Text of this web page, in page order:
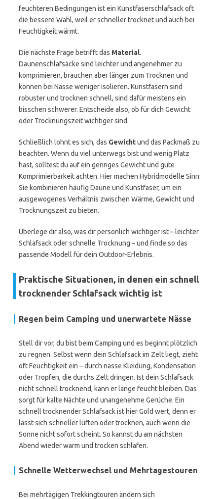
feuchteren Bedingungen ist ein Kunstfaserschlafsack oft
die bessere Wahl, weil er schneller trocknet und auch bei
Feuchtigkeit wärmt.
Die nächste Frage betrifft das Material.
Daunenschlafsäcke sind leichter und angenehmer zu
komprimieren, brauchen aber länger zum Trocknen und
können bei Nässe weniger isolieren. Kunstfasern sind
robuster und trocknen schnell, sind dafür meistens ein
bisschen schwerer. Entscheide also, ob für dich Gewicht
oder Trocknungszeit wichtiger sind.
Schließlich lohnt es sich, das Gewichtund das Packmaß zu
beachten. Wenn du viel unterwegs bist und wenig Platz
hast, solltest du auf ein geringes Gewicht und gute
Komprimierbarkeit achten. Hier machen Hybridmodelle Sinn:
Sie kombinieren häufig Daune und Kunstfaser, um ein
ausgewogenes Verhältnis zwischen Wärme, Gewicht und
Trocknungszeit zu bieten.
Überlege dir also, was dir persönlich wichtiger ist – leichter
Schlafsack oder schnelle Trocknung – und finde so das
passende Modell für dein Outdoor-Erlebnis.
Praktische Situationen, in denen ein schnell
trocknender Schlafsack wichtig ist
Regen beim Camping und unerwartete Nässe
Stell dir vor, du bist beim Camping und es beginnt plötzlich
zu regnen. Selbst wenn dein Schlafsack im Zelt liegt, zieht
oft Feuchtigkeit ein – durch nasse Kleidung, Kondensation
oder Tropfen, die durchs Zelt dringen. Ist dein Schlafsack
nicht schnell trocknend, kann er lange feucht bleiben. Das
sorgt für kalte Nächte und unangenehme Gerüche. Ein
schnell trocknender Schlafsack ist hier Gold wert, denn er
lässt sich schneller lüften oder trocknen, auch wenn die
Sonne nicht sofort scheint. So kannst du am nächsten
Abend wieder warm und trocken schlafen.
Schnelle Wetterwechsel und Mehrtagestouren
Bei mehrtägigen Trekkingtouren ändern sich